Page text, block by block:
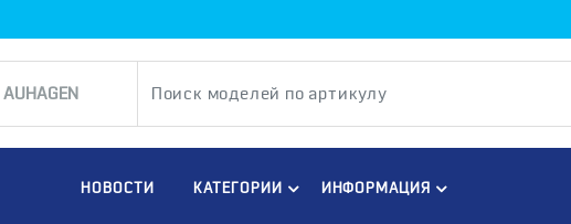
НОВОСТИ КАТЕГОРИИ ИНФОРМАЦИЯ